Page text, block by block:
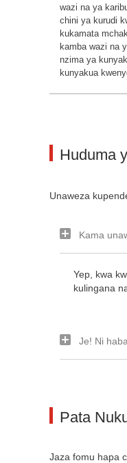
wazi na ya
chini ya kurudi
kukamata
kamba wazi na
nzima ya
kunyakua
Huduma
Unaweza
Kama
Yep, kwa
kulingana
Je! Ni
Pata
Jaza fomu hapa